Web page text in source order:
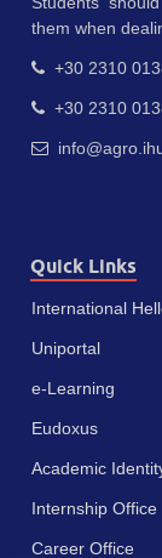
them when
+30 2310
+30 2310
Quick Links
International
Uniportal
e-Learning
Eudoxus
Academic
Internship Office
Career Office